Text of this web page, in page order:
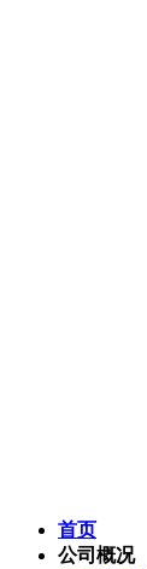
首页
公司概况